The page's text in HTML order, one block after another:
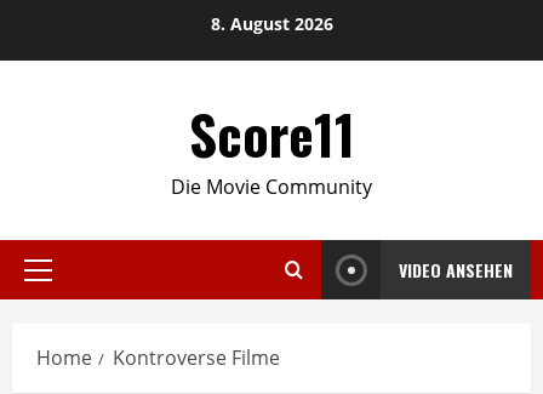
8. August 2026
Score11
Die Movie Community
Primary
VIDEO ANSEHEN
Home Kontroverse Filme